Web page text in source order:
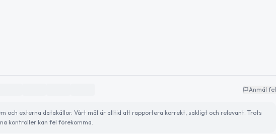
Anmäl fel
och externa datakällor. Vårt mål är alltid att rapportera korrekt, sakligt och relevant. Trots
kontroller kan fel förekomma.